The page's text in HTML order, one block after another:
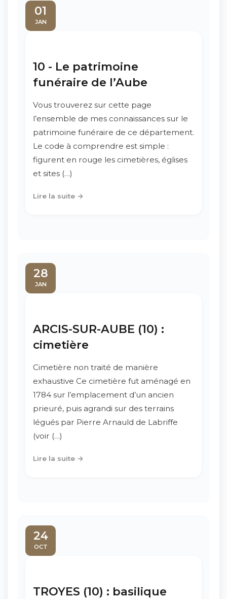
01
JAN
10 - Le patrimoine
funéraire de l’Aube
Vous trouverez sur cette page
l’ensemble de mes connaissances sur le
patrimoine funéraire de ce département.
Le code à comprendre est simple :
figurent en rouge les cimetières, églises
et sites (…)
Lire la suite →
28
JAN
ARCIS-SUR-AUBE (10) :
cimetière
Cimetière non traité de manière
exhaustive Ce cimetière fut aménagé en
1784 sur l’emplacement d’un ancien
prieuré, puis agrandi sur des terrains
légués par Pierre Arnauld de Labriffe
(voir (…)
Lire la suite →
24
OCT
TROYES (10) : basilique